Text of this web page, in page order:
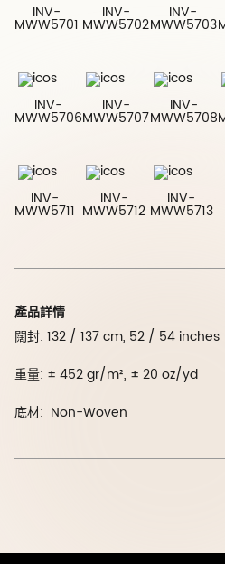
INV-
MWW5701
INV-
MWW5702
INV-
MWW5703
INV-
MWW5706
INV-
MWW5707
INV-
MWW5708
INV-
MWW5711
INV-
MWW5712
INV-
MWW5713
產品詳情
闊封: 132 / 137 cm, 52 / 54 inches
重量: ± 452 gr/m², ± 20 oz/yd
底材: Non-Woven